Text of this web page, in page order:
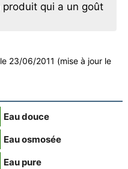
qui a un goût
23/06/2011 (mise à jour le
Eau douce
Eau osmosée
Eau pure